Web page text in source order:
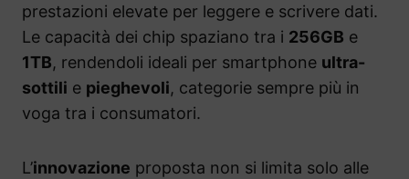
prestazioni elevate per leggere e scrivere dati.
Le capacità dei chip spaziano tra i 256GB e
1TB, rendendoli ideali per smartphone ultra-
sottili e pieghevoli, categorie sempre più in
voga tra i consumatori.
L’innovazione proposta non si limita solo alle